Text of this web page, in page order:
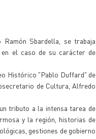
Sbardella, se trabaja
el caso de su carácter de
Histórico "Pablo Duffard" de
de Cultura, Alfredo
tributo a la intensa tarea de
y la región, historias de
gestiones de gobierno